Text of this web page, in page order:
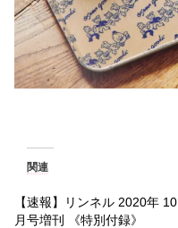
関連
【速報】リンネル 2020年 10
月号増刊 《特別付録》